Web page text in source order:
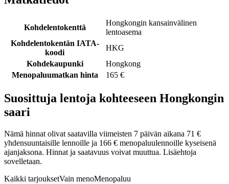
Kohdelentokenttä
Hongkongin kansainvälinen
lentoasema
Kohdelentokentän IATA-
koodi
HKG
Kohdekaupunki
Hongkong
Menopaluumatkan hinta
165 €
Suosittuja lentoja kohteeseen Hongkongin
saari
Nämä hinnat olivat saatavilla viimeisten 7 päivän aikana 71 €
yhdensuuntaisille lennoille ja 166 € menopaluulennoille kyseisenä
ajanjaksona. Hinnat ja saatavuus voivat muuttua. Lisäehtoja
sovelletaan.
Kaikki tarjouksetVain menoMenopaluu